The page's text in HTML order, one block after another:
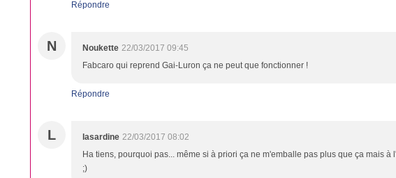
Répondre
N Noukette 22/03/2017 09:45
Fabcaro qui reprend Gai-Luron ça ne peut que fonctionner !
Répondre
L lasardine 22/03/2017 08:02
Ha tiens, pourquoi pas... même si à priori ça ne m'emballe pas plus que ça mais à
;)